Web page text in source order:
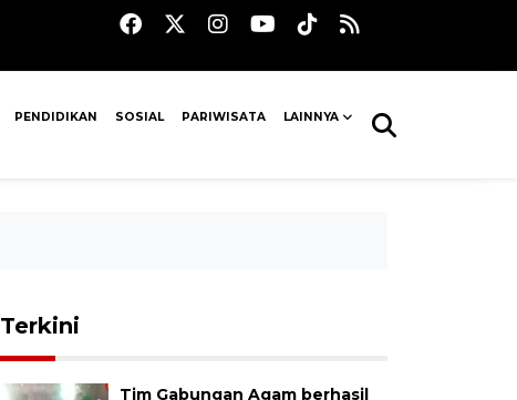
PENDIDIKAN SOSIAL PARIWISATA LAINNYA
Terkini
Tim Gabungan Agam berhasil